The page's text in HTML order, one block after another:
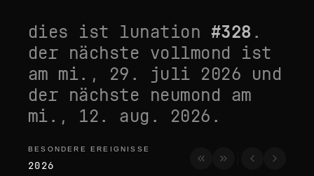
dies ist lunation #328 .
der nächste vollmond ist
am mi., 29. juli 2026 und
der nächste neumond am
mi., 12. aug. 2026 .
besondere ereignisse
BESONDERE EREIGNISSE
2026